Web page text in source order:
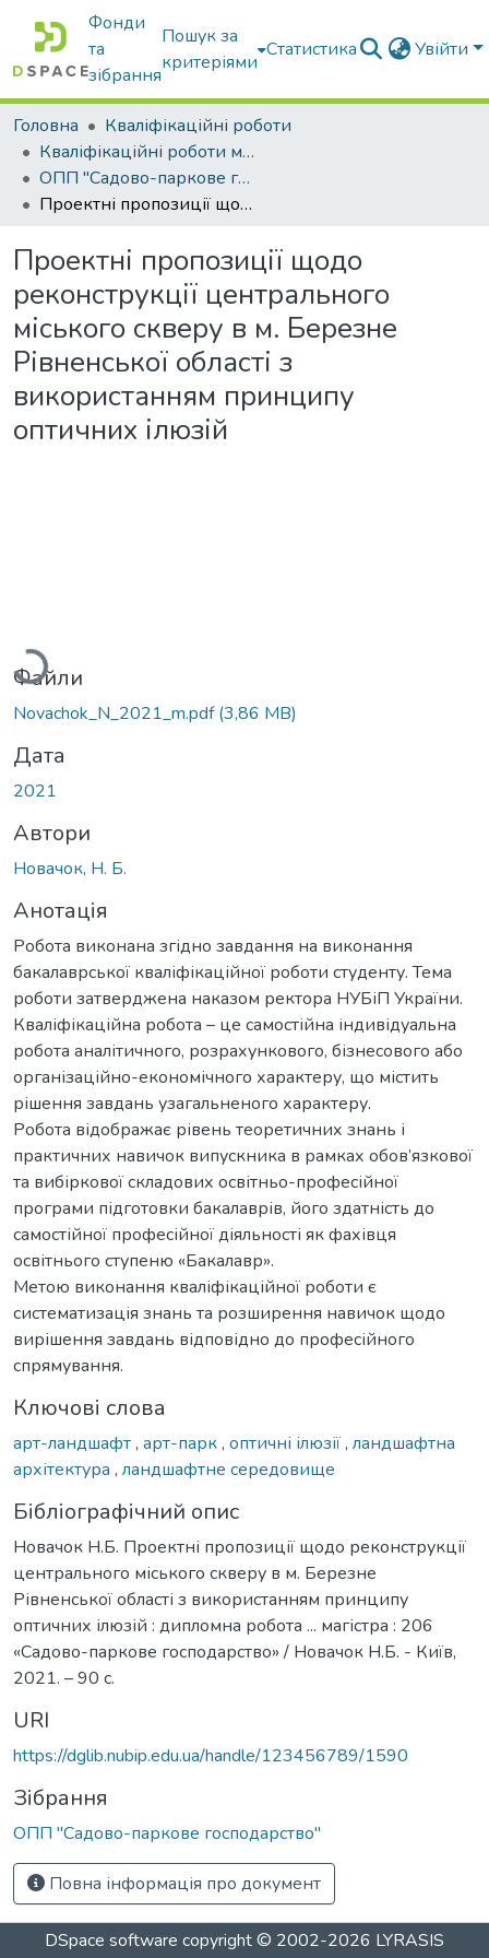
Фонди
та
зібрання
Пошук за
критеріями
Статистика Увійти
Головна
Кваліфікаційні роботи
Кваліфікаційні роботи магістрів
ОПП "Садово-паркове господарство"
Проектні пропозиції щодо реконструкції центрального міського скверу в м. Березне Рівненської області з використанням принципу оптичних ілюзій
Проектні пропозиції щодо
реконструкції центрального
міського скверу в м. Березне
Рівненської області з
використанням принципу
оптичних ілюзій
Вантажиться...
Файли
Novachok_N_2021_m.pdf(3,86 MB)
Дата
2021
Автори
Новачок, Н. Б.
Анотація
Робота виконана згідно завдання на виконання
бакалаврської кваліфікаційної роботи студенту. Тема
роботи затверджена наказом ректора НУБіП України.
Кваліфікаційна робота – це самостійна індивідуальна
робота аналітичного, розрахункового, бізнесового або
організаційно-економічного характеру, що містить
рішення завдань узагальненого характеру.
Робота відображає рівень теоретичних знань і
практичних навичок випускника в рамках обов’язкової
та вибіркової складових освітньо-професійної
програми підготовки бакалаврів, його здатність до
самостійної професійної діяльності як фахівця
освітнього ступеню «Бакалавр».
Метою виконання кваліфікаційної роботи є
систематизація знань та розширення навичок щодо
вирішення завдань відповідно до професійного
спрямування.
Ключові слова
арт-ландшафт, арт-парк, оптичні ілюзії, ландшафтна
архітектура , ландшафтне середовище
Бібліографічний опис
Новачок Н.Б. Проектні пропозиції щодо реконструкції
центрального міського скверу в м. Березне
Рівненської області з використанням принципу
оптичних ілюзій : дипломна робота ... магістра : 206
«Садово-паркове господарство» / Новачок Н.Б. - Київ,
2021. – 90 с.
URI
https://dglib.nubip.edu.ua/handle/123456789/1590
Зібрання
ОПП "Садово-паркове господарство"
Повна інформація про документ
DSpace software copyright © 2002-2026 LYRASIS